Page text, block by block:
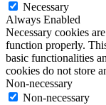
Necessary
Always Enabled
Necessary cookies
function properly.
basic functionalities
cookies do not store
Non-necessary
Non-necessary